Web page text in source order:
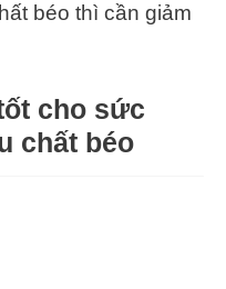
béo thì cần giảm
cho sức
chất béo